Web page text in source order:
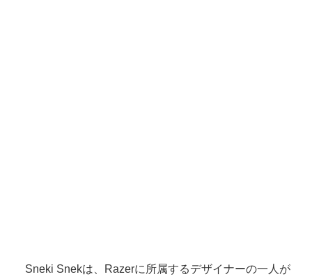
Sneki Snekは、Razerに所属するデザイナーの一人が